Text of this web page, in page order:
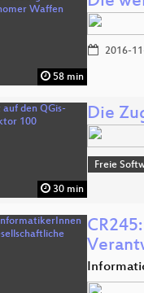
58 min
2016-
30 min
Die
Freie